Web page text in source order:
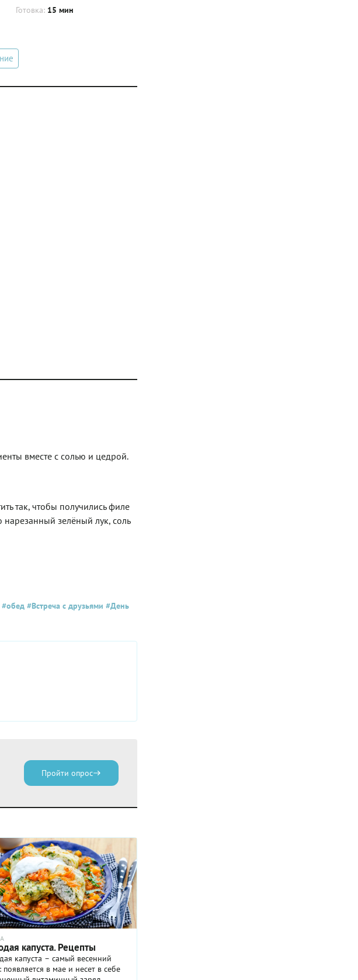
Готовка: 15 мин
вместе с солью и цедрой.
так, чтобы получились филе
нарезанный зелёный лук, соль
#обед #Встреча с друзьями #День
Пройти опрос
капуста. Рецепты
капуста – самый весенний
в мае и несет в себе